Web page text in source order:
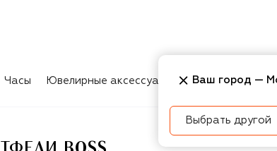
Часы Ювелирные аксессуары Косметика
Ваш город —
Выбрать другой